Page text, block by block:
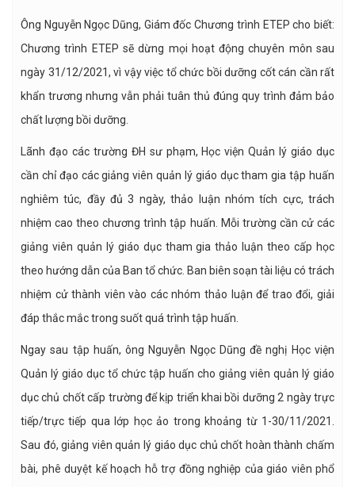
Ông Nguyễn Ngọc Dũng, Giám đốc Chương trình ETEP cho biết:
Chương trình ETEP sẽ dừng mọi hoạt động chuyên môn sau
ngày 31/12/2021, vì vậy việc tổ chức bồi dưỡng cốt cán cần rất
khẩn trương nhưng vẫn phải tuân thủ đúng quy trình đảm bảo
chất lượng bồi dưỡng.
Lãnh đạo các trường ĐH sư phạm, Học viện Quản lý giáo dục
cần chỉ đạo các giảng viên quản lý giáo dục tham gia tập huấn
nghiêm túc, đầy đủ 3 ngày, thảo luận nhóm tích cực, trách
nhiệm cao theo chương trình tập huấn. Mỗi trường cần cử các
giảng viên quản lý giáo dục tham gia thảo luận theo cấp học
theo hướng dẫn của Ban tổ chức. Ban biên soạn tài liệu có trách
nhiệm cử thành viên vào các nhóm thảo luận để trao đổi, giải
đáp thắc mắc trong suốt quá trình tập huấn.
Ngay sau tập huấn, ông Nguyễn Ngọc Dũng đề nghị Học viện
Quản lý giáo dục tổ chức tập huấn cho giảng viên quản lý giáo
dục chủ chốt cấp trường để kịp triển khai bồi dưỡng 2 ngày trực
tiếp/trực tiếp qua lớp học ảo trong khoảng từ 1-30/11/2021.
Sau đó, giảng viên quản lý giáo dục chủ chốt hoàn thành chấm
bài, phê duyệt kế hoạch hỗ trợ đồng nghiệp của giáo viên phổ